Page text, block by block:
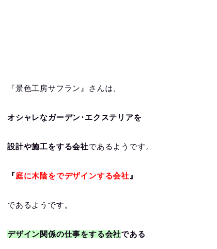
『景色工房サフラン』さんは、
オシャレなガーデン･エクステリアを
設計や施工をする会社であるようです。
『庭に木陰をでデザインする会社 』
であるようです。
デザイン関係の仕事をする会社である